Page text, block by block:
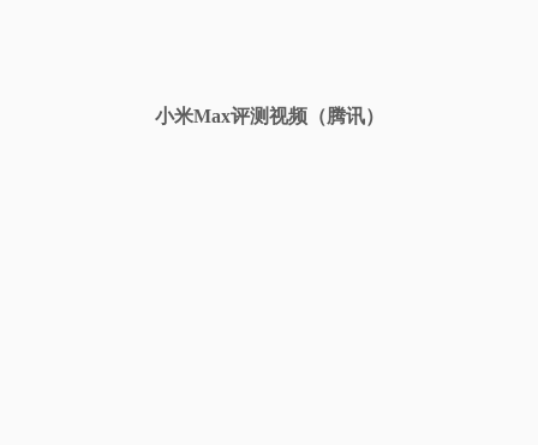
小米Max评测视频（腾讯）